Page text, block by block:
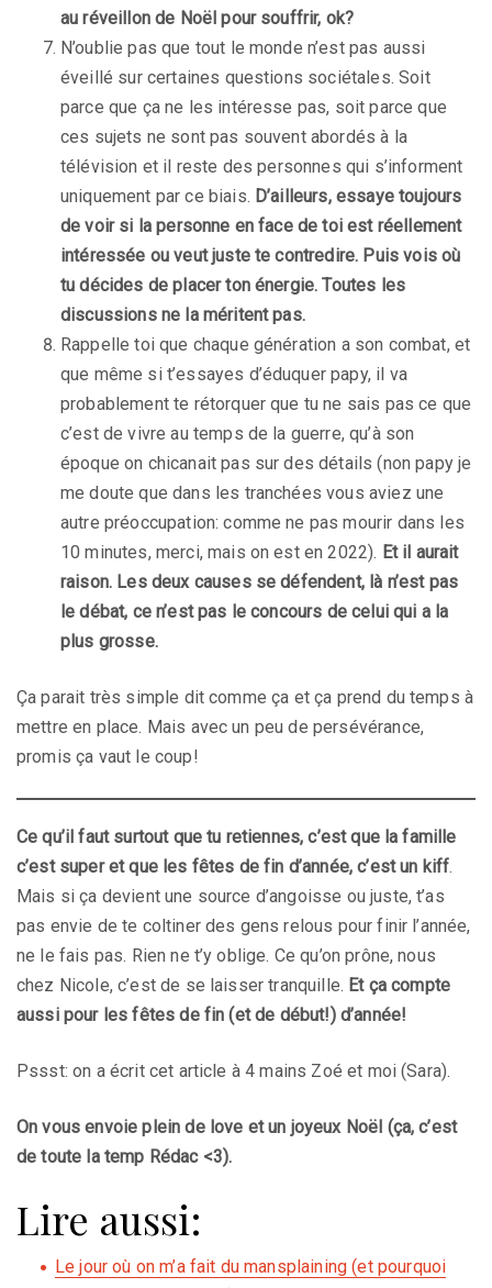
au réveillon de Noël pour souffrir, ok?
N’oublie pas que tout le monde n’est pas aussi
éveillé sur certaines questions sociétales. Soit
parce que ça ne les intéresse pas, soit parce que
ces sujets ne sont pas souvent abordés à la
télévision et il reste des personnes qui s’informent
uniquement par ce biais. D’ailleurs, essaye toujours
de voir si la personne en face de toi est réellement
intéressée ou veut juste te contredire. Puis vois où
tu décides de placer ton énergie. Toutes les
discussions ne la méritent pas.
Rappelle toi que chaque génération a son combat, et
que même si t’essayes d’éduquer papy, il va
probablement te rétorquer que tu ne sais pas ce que
c’est de vivre au temps de la guerre, qu’à son
époque on chicanait pas sur des détails (non papy je
me doute que dans les tranchées vous aviez une
autre préoccupation: comme ne pas mourir dans les
10 minutes, merci, mais on est en 2022). Et il aurait
raison. Les deux causes se défendent, là n’est pas
le débat, ce n’est pas le concours de celui qui a la
plus grosse.
Ça parait très simple dit comme ça et ça prend du temps à
mettre en place. Mais avec un peu de persévérance,
promis ça vaut le coup!
Ce qu’il faut surtout que tu retiennes, c’est que la famille
c’est super et que les fêtes de fin d’année, c’est un kiff.
Mais si ça devient une source d’angoisse ou juste, t’as
pas envie de te coltiner des gens relous pour finir l’année,
ne le fais pas. Rien ne t’y oblige. Ce qu’on prône, nous
chez Nicole, c’est de se laisser tranquille. Et ça compte
aussi pour les fêtes de fin (et de début!) d’année!
Pssst: on a écrit cet article à 4 mains Zoé et moi (Sara).
On vous envoie plein de love et un joyeux Noël (ça, c’est
de toute la temp Rédac <3).
Lire aussi:
Le jour où on m’a fait du mansplaining (et pourquoi